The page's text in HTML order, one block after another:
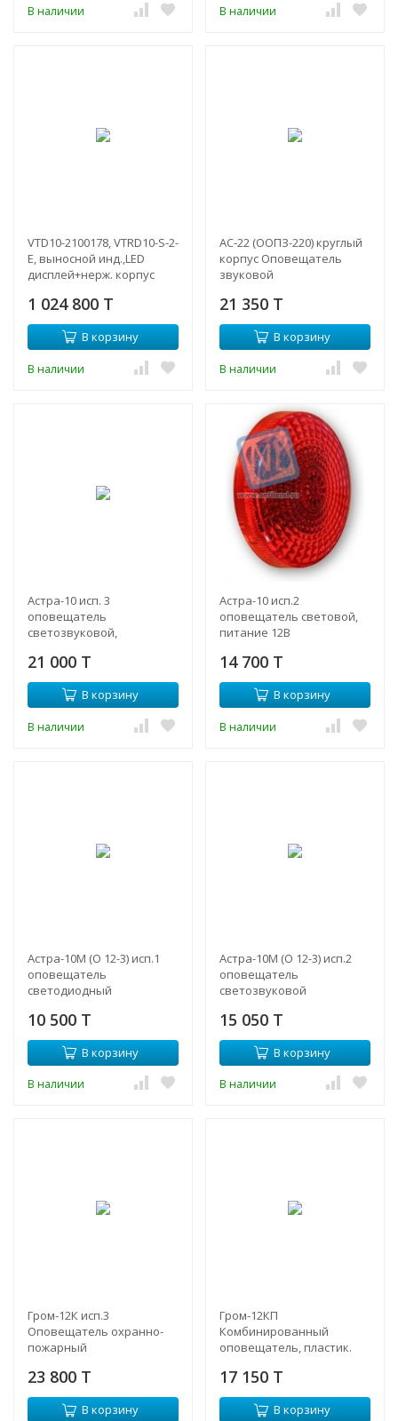
В наличии В наличии
VTD10-2100178, VTRD10-S-2-
E, выносной инд.,LED
дисплей+нерж. корпус
1 024 800 T
В корзину
В наличии
АС-22 (ООПЗ-220) круглый
корпус Оповещатель
звуковой
21 350 T
В корзину
В наличии
Астра-10 исп. 3
оповещатель
светозвуковой,
питание 10-15 В, 118 дБ,
21 000 T
В корзину
В наличии
Астра-10 исп.2
оповещатель световой,
питание 12В
14 700 T
В корзину
В наличии
Астра-10М (О 12-3) исп.1
оповещатель
светодиодный
10 500 T
В корзину
В наличии
Астра-10М (О 12-3) исп.2
оповещатель
светозвуковой
15 050 T
В корзину
В наличии
Гром-12К исп.3
Оповещатель охранно-
пожарный
23 800 T
В корзину
Гром-12КП
Комбинированный
оповещатель, пластик.
исполнение, 9-13.8В
17 150 T
В корзину